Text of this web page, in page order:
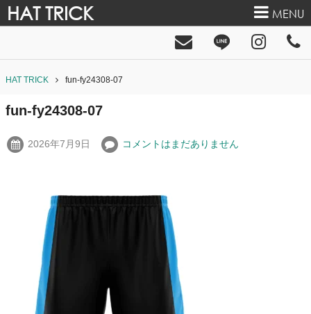
HAT TRICK MENU
HAT TRICK fun-fy24308-07
fun-fy24308-07
2026年7月9日 コメントはまだありません